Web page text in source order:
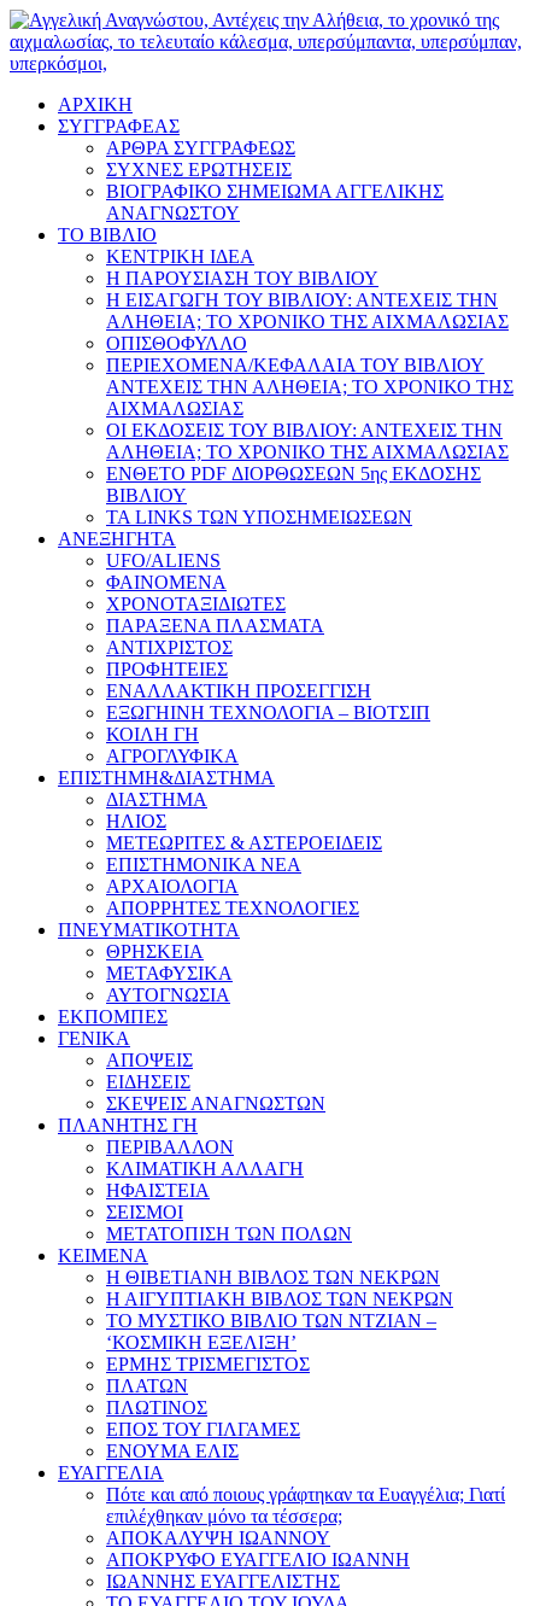
ΑΡΧΙΚΗ
ΣΥΓΓΡΑΦΕΑΣ
ΑΡΘΡΑ ΣΥΓΓΡΑΦΕΩΣ
ΣΥΧΝΕΣ ΕΡΩΤΗΣΕΙΣ
ΒΙΟΓΡΑΦΙΚΟ ΣΗΜΕΙΩΜΑ ΑΓΓΕΛΙΚΗΣ
ΑΝΑΓΝΩΣΤΟΥ
ΤΟ ΒΙΒΛΙΟ
ΚΕΝΤΡΙΚΗ ΙΔΕΑ
Η ΠΑΡΟΥΣΙΑΣΗ ΤΟΥ ΒΙΒΛΙΟΥ
Η ΕΙΣΑΓΩΓΗ ΤΟΥ ΒΙΒΛΙΟΥ: ΑΝΤΕΧΕΙΣ ΤΗΝ
ΑΛΗΘΕΙΑ; ΤΟ ΧΡΟΝΙΚΟ ΤΗΣ ΑΙΧΜΑΛΩΣΙΑΣ
ΟΠΙΣΘΟΦΥΛΛΟ
ΠΕΡΙΕΧΟΜΕΝΑ/ΚΕΦΑΛΑΙΑ ΤΟΥ ΒΙΒΛΙΟΥ
ΑΝΤΕΧΕΙΣ ΤΗΝ ΑΛΗΘΕΙΑ; ΤΟ ΧΡΟΝΙΚΟ ΤΗΣ
ΑΙΧΜΑΛΩΣΙΑΣ
ΟΙ ΕΚΔΟΣΕΙΣ ΤΟΥ ΒΙΒΛΙΟΥ: ΑΝΤΕΧΕΙΣ ΤΗΝ
ΑΛΗΘΕΙΑ; ΤΟ ΧΡΟΝΙΚΟ ΤΗΣ ΑΙΧΜΑΛΩΣΙΑΣ
ΕΝΘΕΤΟ PDF ΔΙΟΡΘΩΣΕΩΝ 5ης ΕΚΔΟΣΗΣ
ΒΙΒΛΙΟΥ
ΤΑ LINKS ΤΩΝ ΥΠΟΣΗΜΕΙΩΣΕΩΝ
ΑΝΕΞΗΓΗΤΑ
UFO/ALIENS
ΦΑΙΝΟΜΕΝΑ
ΧΡΟΝΟΤΑΞΙΔΙΩΤΕΣ
ΠΑΡΑΞΕΝΑ ΠΛΑΣΜΑΤΑ
ΑΝΤΙΧΡΙΣΤΟΣ
ΠΡΟΦΗΤΕΙΕΣ
ΕΝΑΛΛΑΚΤΙΚΗ ΠΡΟΣΕΓΓΙΣΗ
ΕΞΩΓΗΙΝΗ ΤΕΧΝΟΛΟΓΙΑ – ΒΙΟΤΣΙΠ
ΚΟΙΛΗ ΓΗ
ΑΓΡΟΓΛΥΦΙΚΑ
ΕΠΙΣΤΗΜΗ&ΔΙΑΣΤΗΜΑ
ΔΙΑΣΤΗΜΑ
ΗΛΙΟΣ
ΜΕΤΕΩΡΙΤΕΣ & ΑΣΤΕΡΟΕΙΔΕΙΣ
ΕΠΙΣΤΗΜΟΝΙΚΑ ΝΕΑ
ΑΡΧΑΙΟΛΟΓΙΑ
ΑΠΟΡΡΗΤΕΣ ΤΕΧΝΟΛΟΓΙΕΣ
ΠΝΕΥΜΑΤΙΚΟΤΗΤΑ
ΘΡΗΣΚΕΙΑ
ΜΕΤΑΦΥΣΙΚΑ
ΑΥΤΟΓΝΩΣΙΑ
ΕΚΠΟΜΠΕΣ
ΓΕΝΙΚΑ
ΑΠΟΨΕΙΣ
ΕΙΔΗΣΕΙΣ
ΣΚΕΨΕΙΣ ΑΝΑΓΝΩΣΤΩΝ
ΠΛΑΝΗΤΗΣ ΓΗ
ΠΕΡΙΒΑΛΛΟΝ
ΚΛΙΜΑΤΙΚΗ ΑΛΛΑΓΗ
ΗΦΑΙΣΤΕΙΑ
ΣΕΙΣΜΟΙ
ΜΕΤΑΤΟΠΙΣΗ ΤΩΝ ΠΟΛΩΝ
ΚΕΙΜΕΝΑ
Η ΘΙΒΕΤΙΑΝΗ ΒΙΒΛΟΣ ΤΩΝ ΝΕΚΡΩΝ
Η ΑΙΓΥΠΤΙΑΚΗ ΒΙΒΛΟΣ ΤΩΝ ΝΕΚΡΩΝ
ΤΟ ΜΥΣΤΙΚΟ ΒΙΒΛΙΟ ΤΩΝ ΝΤΖΙΑΝ –
‘ΚΟΣΜΙΚΗ ΕΞΕΛΙΞΗ’
ΕΡΜΗΣ ΤΡΙΣΜΕΓΙΣΤΟΣ
ΠΛΑΤΩΝ
ΠΛΩΤΙΝΟΣ
ΕΠΟΣ ΤΟΥ ΓΙΛΓΑΜΕΣ
ΕΝΟΥΜΑ ΕΛΙΣ
ΕΥΑΓΓΕΛΙΑ
Πότε και από ποιους γράφτηκαν τα Ευαγγέλια; Γιατί
επιλέχθηκαν μόνο τα τέσσερα;
ΑΠΟΚΑΛΥΨΗ ΙΩΑΝΝΟΥ
ΑΠΟΚΡΥΦΟ ΕΥΑΓΓΕΛΙΟ ΙΩΑΝΝΗ
ΙΩΑΝΝΗΣ ΕΥΑΓΓΕΛΙΣΤΗΣ